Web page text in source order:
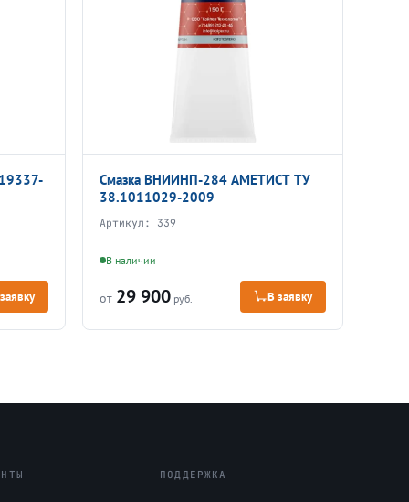
Смазка ВНИИНП-284 АМЕТИСТ ТУ
38.1011029-2009
Артикул: 339
В наличии
от 29 900 руб. В заявку
ПОДДЕРЖКА